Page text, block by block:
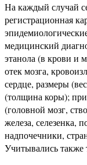
На каждый случай
регистрационная
медицинский
этанола (в крови и
отек мозга,
сердце, размеры
(толщина коры);
(головной мозг,
железа, селезенка,
надпочечники,
Учитывались также